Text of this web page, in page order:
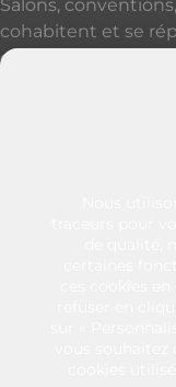
Salons,
cohabitent et se
qui accueille,